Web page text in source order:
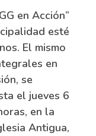
en Acción”
esté
El mismo
en
se
el jueves 6
en la
Antigua,